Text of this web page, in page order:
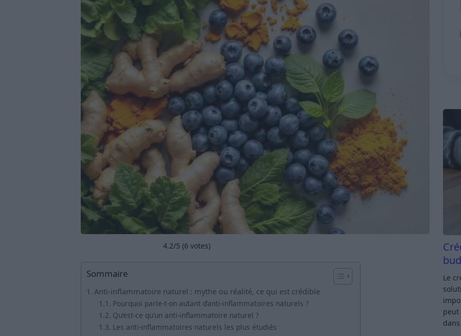
4.2/5 (6 votes)
Sommaire
Anti-inflammatoire naturel : mythe ou réalité, ce qui est crédible
Pourquoi parle-t-on autant d’anti-inflammatoires naturels ?
Qu’est-ce qu’un anti-inflammatoire naturel ?
Les anti-inflammatoires naturels les plus étudiés
Le
peut